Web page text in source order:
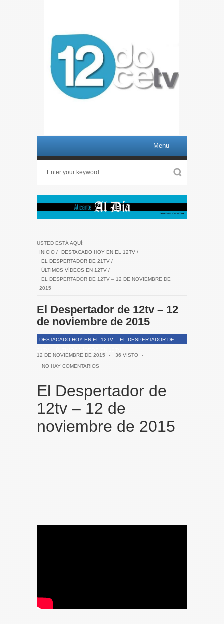
Menu ≡
USTED ESTÁ AQUÍ:
INICIO / DESTACADO HOY EN EL 12TV /
EL DESPERTADOR DE 21TV /
ÚLTIMOS VÍDEOS EN 12TV /
EL DESPERTADOR DE 12TV – 12 DE NOVIEMBRE DE
2015
El Despertador de 12tv – 12
de noviembre de 2015
DESTACADO HOY EN EL 12TV
EL DESPERTADOR DE
12 DE NOVIEMBRE DE 2015
- 36 VISTO
-
NO HAY COMENTARIOS
El Despertador de
12tv – 12 de
noviembre de 2015